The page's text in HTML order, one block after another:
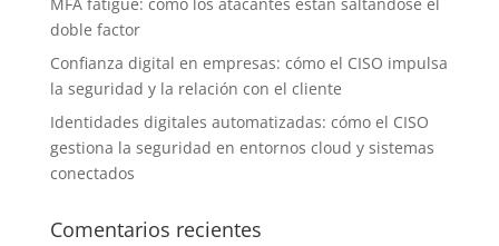
MFA fatigue: cómo los atacantes están saltándose el
doble factor
Confianza digital en empresas: cómo el CISO impulsa
la seguridad y la relación con el cliente
Identidades digitales automatizadas: cómo el CISO
gestiona la seguridad en entornos cloud y sistemas
conectados
Comentarios recientes